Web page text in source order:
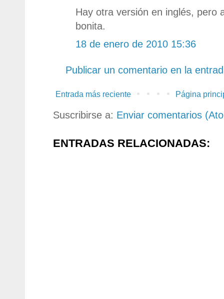
Hay otra versión en inglés, pero
bonita.
18 de enero de 2010 15:36
Publicar un comentario en la
Entrada más reciente Página
Suscribirse a: Enviar comentarios
ENTRADAS RELACIONADAS: